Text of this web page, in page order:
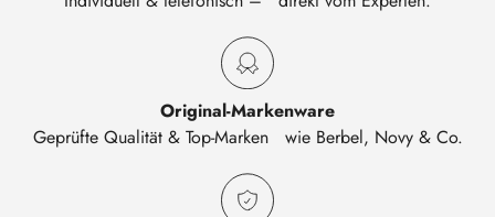
Original-Markenware
Geprüfte Qualität & Top-Marken wie Berbel, Novy & Co.